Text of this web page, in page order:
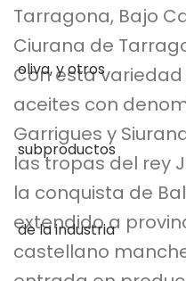
Tarragona, Bajo
Ciurana de
Con esta
aceites con
Garrigues y
las tropas del rey
la conquista de
extendido a
castellano